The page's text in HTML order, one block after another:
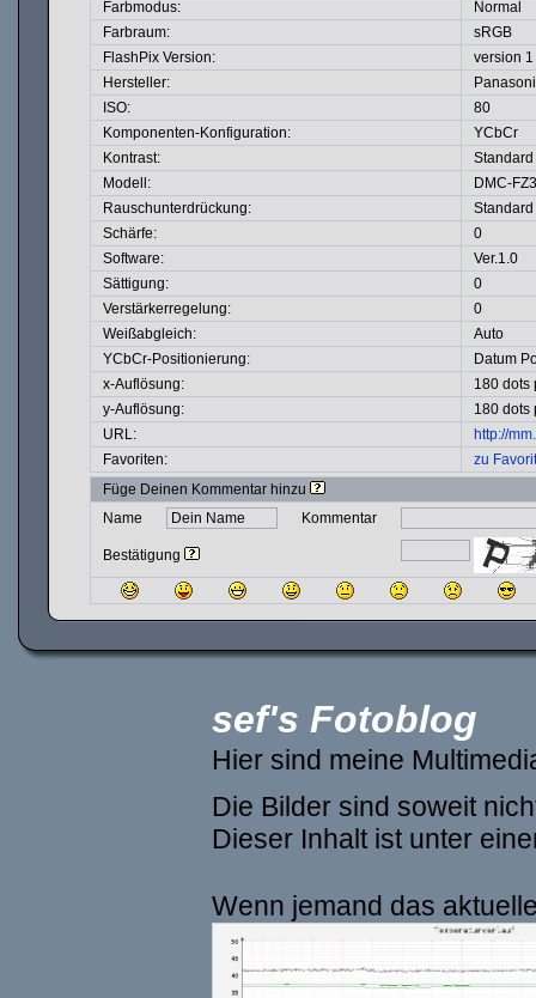
Farbmodus:
Normal
Farbraum:
sRGB
FlashPix Version:
version 1
Hersteller:
ISO:
80
Komponenten-Konfiguration:
YCbCr
Kontrast:
Standard
Modell:
DMC-
Rauschunterdrückung:
Standard
Schärfe:
0
Software:
Ver.1.0
Sättigung:
0
Verstärkerregelung:
0
Weißabgleich:
Auto
YCbCr-Positionierung:
Datum
x-Auflösung:
180 dots
y-Auflösung:
180 dots
URL:
http://
Favoriten:
zu
Füge Deinen Kommentar hinzu
Name
Kommentar
Bestätigung
sef's Fotoblog
Hier sind meine
Die Bilder sind soweit
Dieser Inhalt ist unter
Wenn jemand das